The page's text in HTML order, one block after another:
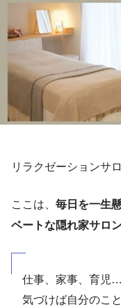
リラクゼーションサ
ここは、 毎日を一生
ベートな隠れ家サロ
仕事、家事、育児…
気づけば自分のこ